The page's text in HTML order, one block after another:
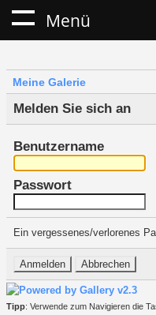
Menü
Meine Galerie
Melden Sie sich an
Benutzername
Passwort
Ein vergessenes/verlorenes
Tipp: Verwende zum Navigieren die